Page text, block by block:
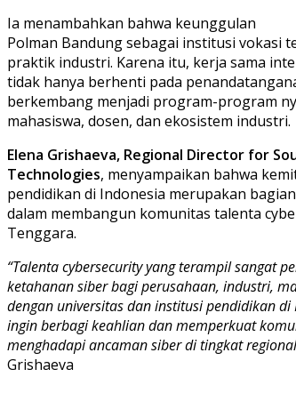
Ia menambahkan bahwa keunggulan
Polman Bandung sebagai institusi vokasi
praktik industri. Karena itu, kerja sama
tidak hanya berhenti pada
berkembang menjadi program-program
mahasiswa, dosen, dan ekosistem industri.
Elena Grishaeva, Regional Director for
Technologies, menyampaikan bahwa
pendidikan di Indonesia merupakan
dalam membangun komunitas talenta
Tenggara.
“Talenta cybersecurity yang terampil sangat
ketahanan siber bagi perusahaan, industri,
dengan universitas dan institusi pendidikan di
ingin berbagi keahlian dan memperkuat
menghadapi ancaman siber di tingkat
Grishaeva